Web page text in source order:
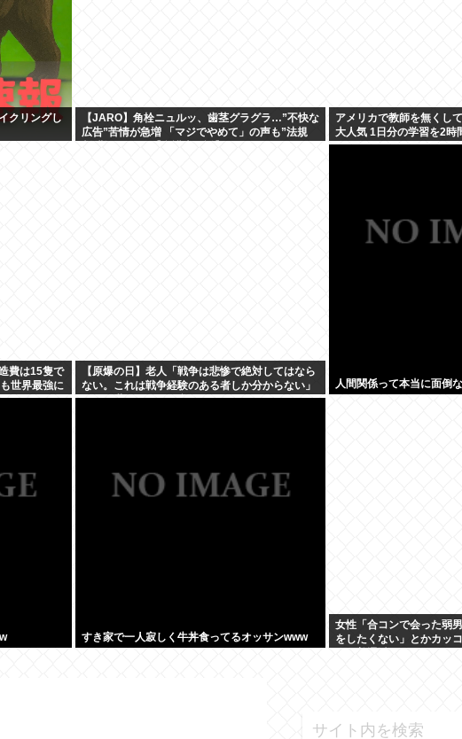
クリングし
【JARO】角栓ニュルッ、歯茎グラグラ…”不快な
広告”苦情が急増 「マジでやめて」の声も”法規
アメリカで教師を無くし
大人気 1日分の学習を2時
費は15隻で
世界最強に
【原爆の日】老人「戦争は悲惨で絶対してはなら
ない。これは戦争経験のある者しか分からない」
←では世界の人々の意見を見てみましょう
人間関係って本当に面倒
すき家で一人寂しく牛丼食ってるオッサンwww
女性「合コンで会った弱
をしたくない」とかカッ